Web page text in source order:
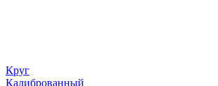
Круг
Калиброванный